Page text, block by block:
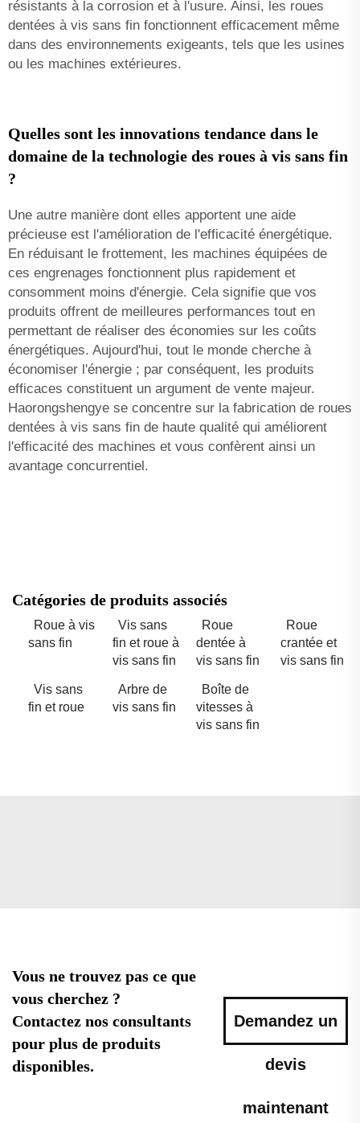
résistants à la corrosion et à l'usure. Ainsi, les roues
dentées à vis sans fin fonctionnent efficacement même
dans des environnements exigeants, tels que les usines
ou les machines extérieures.
Quelles sont les innovations tendance dans le
domaine de la technologie des roues à vis sans fin
?
Une autre manière dont elles apportent une aide
précieuse est l'amélioration de l'efficacité énergétique.
En réduisant le frottement, les machines équipées de
ces engrenages fonctionnent plus rapidement et
consomment moins d'énergie. Cela signifie que vos
produits offrent de meilleures performances tout en
permettant de réaliser des économies sur les coûts
énergétiques. Aujourd'hui, tout le monde cherche à
économiser l'énergie ; par conséquent, les produits
efficaces constituent un argument de vente majeur.
Haorongshengye se concentre sur la fabrication de roues
dentées à vis sans fin de haute qualité qui améliorent
l'efficacité des machines et vous confèrent ainsi un
avantage concurrentiel.
Catégories de produits associés
Roue à vis
sans fin
Vis sans
fin et roue à
vis sans fin
Roue
dentée à
vis sans fin
Roue
crantée et
vis sans fin
Vis sans
fin et roue
Arbre de
vis sans fin
Boîte de
vitesses à
vis sans fin
Vous ne trouvez pas ce que
vous cherchez ?
Contactez nos consultants
pour plus de produits
disponibles.
Demandez un
devis
maintenant